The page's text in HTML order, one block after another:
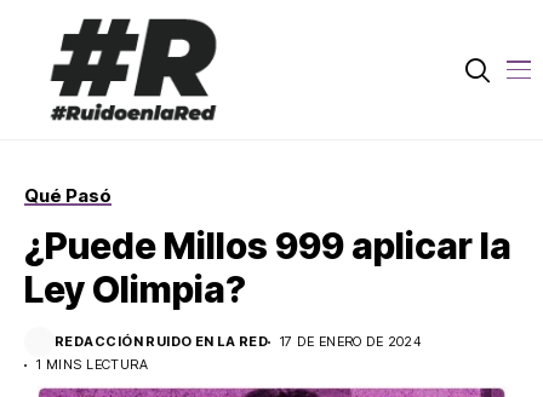
Qué Pasó
¿Puede Millos 999 aplicar la
Ley Olimpia?
REDACCIÓN RUIDO EN LA RED
17 DE ENERO DE 2024
1 MINS LECTURA